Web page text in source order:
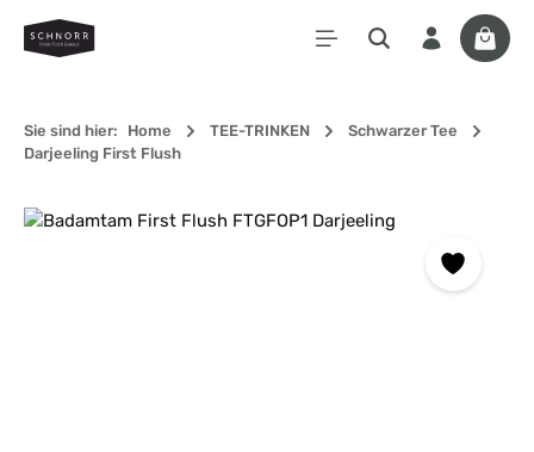
Zum Hauptinhalt springen
Sie sind hier: Home TEE-TRINKEN
Schwarzer Tee
Darjeeling First Flush
Bildergalerie überspringen